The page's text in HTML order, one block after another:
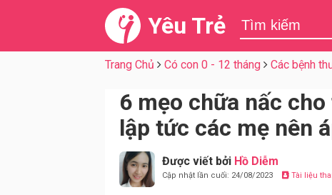
Yêu Trẻ
Trang Chủ Có con 0 - 12 tháng Các bệnh
6 mẹo chữa nấc
lập tức các mẹ nên
Được viết bởi Hồ Diễm
Cập nhật lần cuối: 24/08/2023 Tài liệu